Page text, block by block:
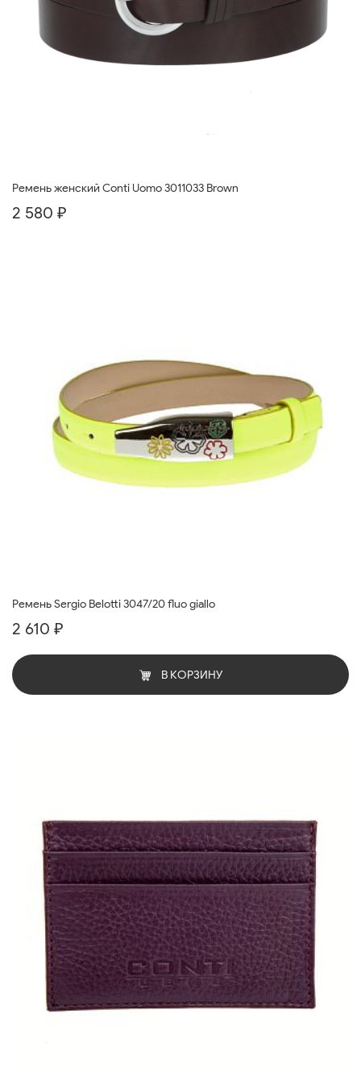
Ремень женский Conti Uomo 3011033 Brown
2 580 ₽
Ремень Sergio Belotti 3047/20 fluo giallo
2 610 ₽
В КОРЗИНУ